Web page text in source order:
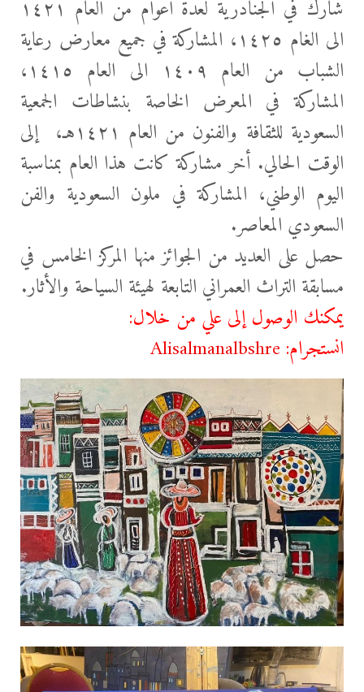
شارك في الجنادرية
لعدة اعوام من العام ١٤٢١
الى الغام ١٤٢٥، المشاركة في جميع معارض رعاية
الشباب من العام ١٤٠٩ الى العام ١٤١٥،
المشاركة في المعرض الخاصة بنشاطات الجمعية
السعودية للثقافة والفنون من العام ١٤٢١هـ، إلى
الوقت الحالي. أخر مشاركة كانت هذا العام بمناسبة
اليوم الوطني، المشاركة في ملون السعودية والفن
السعودي المعاصر.
حصل على العديد من الجوائز منها المركز الخامس في
مسابقة التراث العمراني التابعة لهيئة السياحة والأثار.
يمكنك الوصول إلى علي من خلال:
انستجرام: Alisalmanalbshre